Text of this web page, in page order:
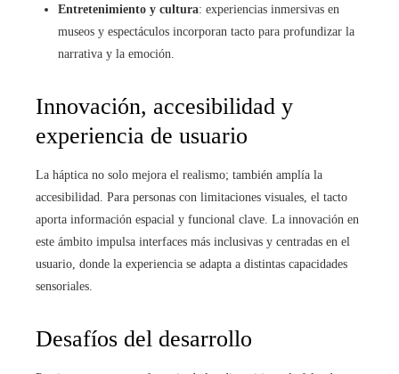
Entretenimiento y cultura: experiencias inmersivas en
museos y espectáculos incorporan tacto para profundizar la
narrativa y la emoción.
Innovación, accesibilidad y
experiencia de usuario
La háptica no solo mejora el realismo; también amplía la
accesibilidad. Para personas con limitaciones visuales, el tacto
aporta información espacial y funcional clave. La innovación en
este ámbito impulsa interfaces más inclusivas y centradas en el
usuario, donde la experiencia se adapta a distintas capacidades
sensoriales.
Desafíos del desarrollo